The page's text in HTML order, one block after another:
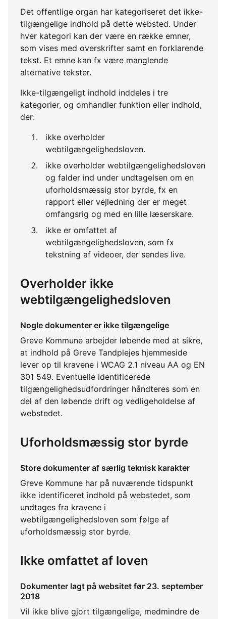
Det offentlige organ har kategoriseret det ikke-
tilgængelige indhold på dette websted. Under
hver kategori kan der være en række emner,
som vises med overskrifter samt en forklarende
tekst. Et emne kan fx være manglende
alternative tekster.
Ikke-tilgængeligt indhold inddeles i tre
kategorier, og omhandler funktion eller indhold,
der:
ikke overholder
webtilgængelighedsloven.
ikke overholder webtilgængelighedsloven
og falder ind under undtagelsen om en
uforholdsmæssig stor byrde, fx en
rapport eller vejledning der er meget
omfangsrig og med en lille læserskare.
ikke er omfattet af
webtilgængelighedsloven, som fx
tekstning af videoer, der sendes live.
Overholder ikke
webtilgængelighedsloven
Nogle dokumenter er ikke tilgængelige
Greve Kommune arbejder løbende med at sikre,
at indhold på Greve Tandplejes hjemmeside
lever op til kravene i WCAG 2.1 niveau AA og EN
301 549. Eventuelle identificerede
tilgængelighedsudfordringer håndteres som en
del af den løbende drift og vedligeholdelse af
webstedet.
Uforholdsmæssig stor byrde
Store dokumenter af særlig teknisk karakter
Greve Kommune har på nuværende tidspunkt
ikke identificeret indhold på webstedet, som
undtages fra kravene i
webtilgængelighedsloven som følge af
uforholdsmæssig stor byrde.
Ikke omfattet af loven
Dokumenter lagt på websitet før 23. september
2018
Vil ikke blive gjort tilgængelige, medmindre de